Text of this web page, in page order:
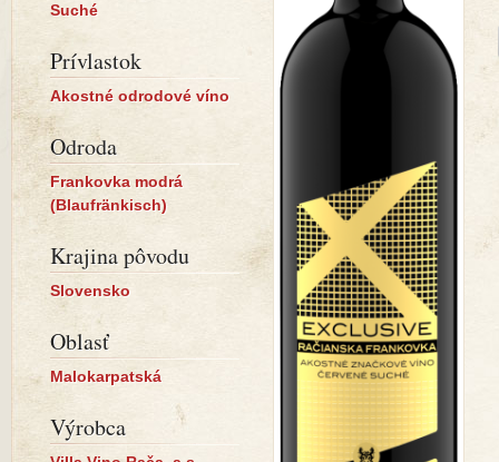
Suché
Prívlastok
Akostné odrodové víno
Odroda
Frankovka modrá
(Blaufränkisch)
Krajina pôvodu
Slovensko
Oblasť
Malokarpatská
Výrobca